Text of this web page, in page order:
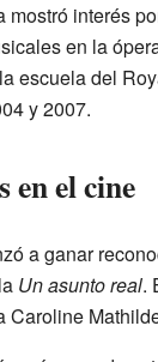
interés
en la
escuela del
y 2007.
en el cine
a ganar
Un asunto real.
Caroline